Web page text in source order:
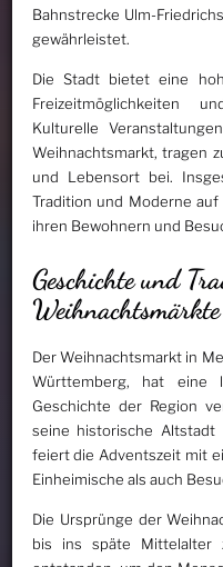
Bahnstrecke Ulm-
gewährleistet.
Die Stadt bietet eine
Freizeitmöglichkeiten
Kulturelle
Weihnachtsmarkt, tragen
und Lebensort bei.
Tradition und Moderne
ihren Bewohnern und
Geschichte und
Der Weihnachtsmarkt in
Württemberg, hat
Geschichte der Region
seine historische Altstadt
feiert die Adventszeit mit
Einheimische als auch
Die Ursprünge der
bis ins späte Mittelalter